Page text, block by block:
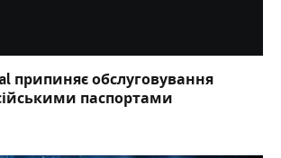
припиняє обслуговування
паспортами